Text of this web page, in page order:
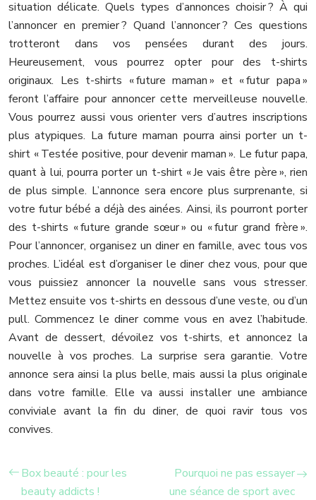
situation délicate. Quels types d’annonces choisir ? À qui
l’annoncer en premier ? Quand l’annoncer ? Ces questions
trotteront dans vos pensées durant des jours.
Heureusement, vous pourrez opter pour des t-shirts
originaux. Les t-shirts « future maman » et « futur papa »
feront l’affaire pour annoncer cette merveilleuse nouvelle.
Vous pourrez aussi vous orienter vers d’autres inscriptions
plus atypiques. La future maman pourra ainsi porter un t-
shirt « Testée positive, pour devenir maman ». Le futur papa,
quant à lui, pourra porter un t-shirt « Je vais être père », rien
de plus simple. L’annonce sera encore plus surprenante, si
votre futur bébé a déjà des ainées. Ainsi, ils pourront porter
des t-shirts « future grande sœur » ou « futur grand frère ».
Pour l’annoncer, organisez un diner en famille, avec tous vos
proches. L’idéal est d’organiser le diner chez vous, pour que
vous puissiez annoncer la nouvelle sans vous stresser.
Mettez ensuite vos t-shirts en dessous d’une veste, ou d’un
pull. Commencez le diner comme vous en avez l’habitude.
Avant de dessert, dévoilez vos t-shirts, et annoncez la
nouvelle à vos proches. La surprise sera garantie. Votre
annonce sera ainsi la plus belle, mais aussi la plus originale
dans votre famille. Elle va aussi installer une ambiance
conviviale avant la fin du diner, de quoi ravir tous vos
convives.
Box beauté : pour les
beauty addicts !
Pourquoi ne pas essayer
une séance de sport avec